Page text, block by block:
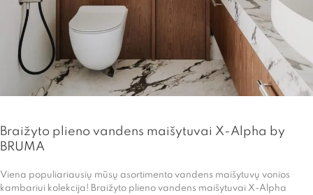
Braižyto plieno vandens maišytuvai X-Alpha by
BRUMA
Viena populiariausių mūsų asortimento vandens maišytuvų vonios
kambariui kolekcija! Braižyto plieno vandens maišytuvai X-Alpha